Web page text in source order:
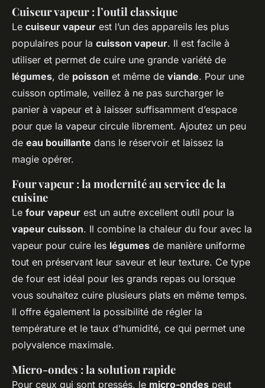
Cuiseur vapeur : l’outil classique
Le cuiseur vapeur est l’un des appareils les plus
populaires pour la cuisson vapeur. Il est facile à
utiliser et permet de cuire une grande variété de
légumes, de poisson et même de viande. Pour une
cuisson optimale, veillez à ne pas surcharger le
panier à vapeur et à laisser suffisamment d’espace
pour que la vapeur circule librement. Ajoutez un peu
de eau bouillante dans le réservoir et laissez la
magie opérer.
Four vapeur : la modernité au service de la
cuisine
Le four vapeur est un autre excellent outil pour la
vapeur cuisson. Il combine la chaleur du four avec la
vapeur pour cuire les légumes de manière uniforme
tout en préservant leur saveur et leur texture. Ce type
de four est idéal pour les grands repas ou lorsque
vous souhaitez cuire plusieurs plats en même temps.
Il offre également la possibilité de régler la
température et le taux d’humidité, ce qui permet une
polyvalence maximale.
Micro-ondes : la solution rapide
Pour ceux qui sont pressés, le micro-ondes peut